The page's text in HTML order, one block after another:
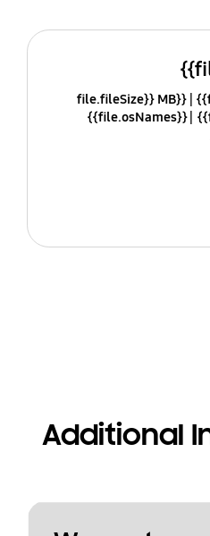
{{file.fileSize}} MB
{{file.osNames}}
Additional